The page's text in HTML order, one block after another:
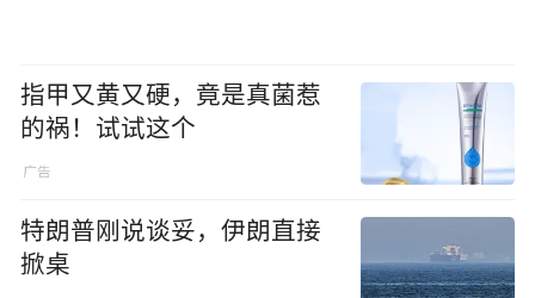
指甲又黄又硬，竟是真菌惹
的祸！试试这个
特朗普刚说谈妥，伊朗直接
掀桌